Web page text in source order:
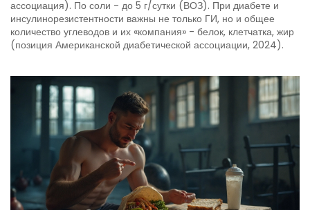
ассоциация). По соли - до 5 г/сутки (ВОЗ). При диабете и
инсулинорезистентности важны не только ГИ, но и общее
количество углеводов и их «компания» - белок, клетчатка, жир
(позиция Американской диабетической ассоциации, 2024).